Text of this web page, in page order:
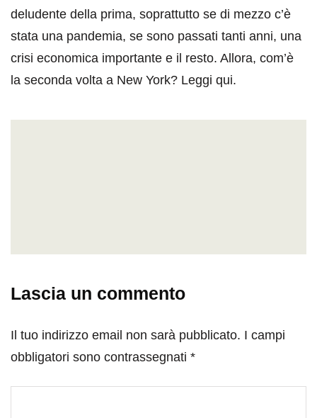
deludente della prima, soprattutto se di mezzo c’è
stata una pandemia, se sono passati tanti anni, una
crisi economica importante e il resto. Allora, com’è
la seconda volta a New York? Leggi qui.
Lascia un commento
Il tuo indirizzo email non sarà pubblicato. I campi
obbligatori sono contrassegnati *